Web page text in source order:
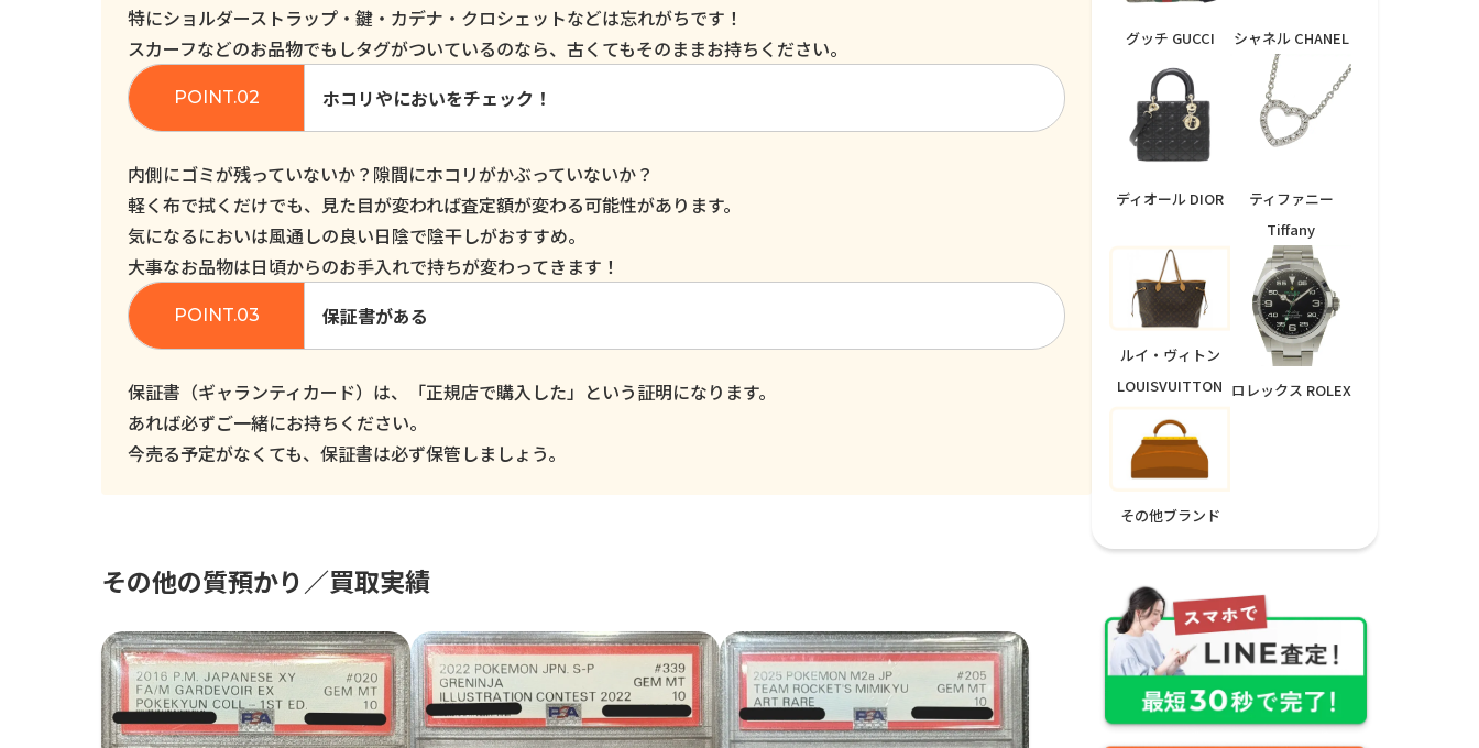
特にショルダーストラップ・鍵・カデナ・クロシェットなどは忘れがちです！
スカーフなどのお品物でもしタグがついているのなら、古くてもそのままお持ちください。
ホコリやにおいをチェック！
内側にゴミが残っていないか？隙間にホコリがかぶっていないか？
軽く布で拭くだけでも、見た目が変われば査定額が変わる可能性があります。
気になるにおいは風通しの良い日陰で陰干しがおすすめ。
大事なお品物は日頃からのお手入れで持ちが変わってきます！
保証書がある
保証書（ギャランティカード）は、「正規店で購入した」という証明になります。
あれば必ずご一緒にお持ちください。
今売る予定がなくても、保証書は必ず保管しましょう。
その他の質預かり／買取実績
グッチ GUCCI シャネル CHANEL
ディオール DIOR
ティファニー
Tiffany
ルイ・ヴィトン
LOUISVUITTON ロレックス ROLEX
その他ブランド